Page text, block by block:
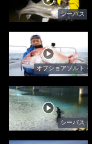
シーバス
オフショアソルト
シーバス